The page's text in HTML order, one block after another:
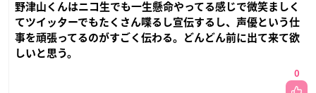
野津山くんはニコ生でも一生懸命やってる感じで微笑ましく
てツイッターでもたくさん喋るし宣伝するし、声優という仕
事を頑張ってるのがすごく伝わる。どんどん前に出て来て欲
しいと思う。
0